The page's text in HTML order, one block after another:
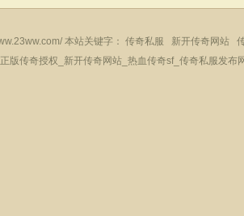
本站关键字： 传奇私服 新开传奇网站
正版传奇授权_新开传奇网站_热血传奇sf_传奇私服发布